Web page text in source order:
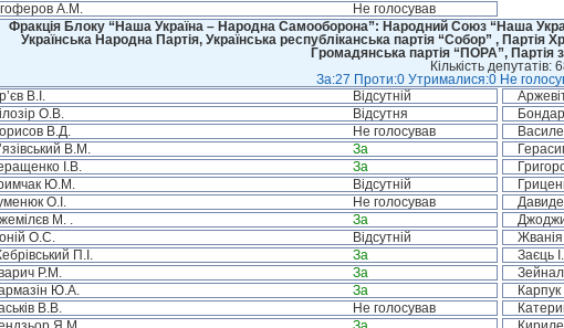
А.М.
Не голосував
Фракція Блоку “Наша Україна – Народна Самооборона”: Народний Союз “Наша
Українська Народна Партія, Українська республіканська партія “Собор” ,
Громадянська партія “ПОРА”, Партія
Кількість депутатів:
За:27 Проти:0 Утрималися:0 Не
В.І.
Відсутній
О.В.
Відсутня
В.Д.
Не голосував
В.М.
За
І.В.
За
Ю.М.
Відсутній
О.І.
Не голосував
М. .
За
О.С.
Відсутній
П.І.
За Заєць
Р.М.
За
Ю.А.
За
В.В.
Не голосував